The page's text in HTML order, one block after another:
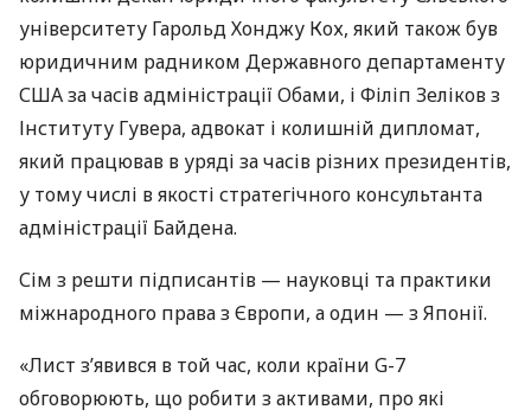
університету Гарольд Хонджу Кох, який також був
юридичним радником Державного департаменту
США за часів адміністрації Обами, і Філіп Зеліков з
Інституту Гувера, адвокат і колишній дипломат,
який працював в уряді за часів різних президентів,
у тому числі в якості стратегічного консультанта
адміністрації Байдена.
Сім з решти підписантів — науковці та практики
міжнародного права з Європи, а один — з Японії.
«Лист з’явився в той час, коли країни G-7
обговорюють, що робити з активами, про які